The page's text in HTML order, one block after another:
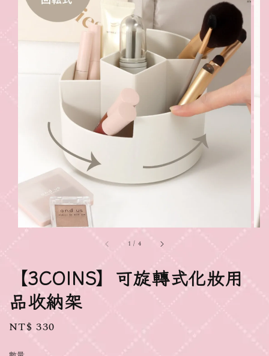
1 / 4
【3COINS】可旋轉式化妝用
品收納架
Regular
NT$ 330